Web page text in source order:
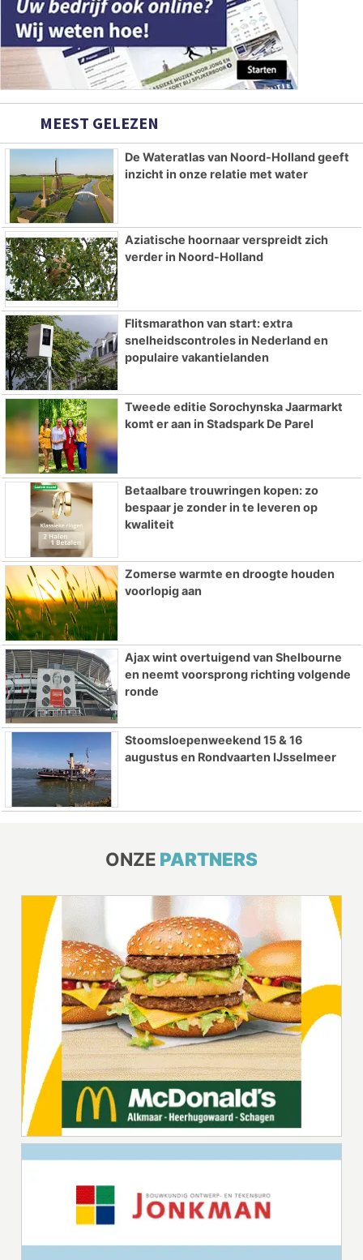
MEEST GELEZEN
De Wateratlas van Noord-Holland geeft
inzicht in onze relatie met water
Aziatische hoornaar verspreidt zich
verder in Noord-Holland
Flitsmarathon van start: extra
snelheidscontroles in Nederland en
populaire vakantielanden
Tweede editie Sorochynska Jaarmarkt
komt er aan in Stadspark De Parel
Betaalbare trouwringen kopen: zo
bespaar je zonder in te leveren op
kwaliteit
Zomerse warmte en droogte houden
voorlopig aan
Ajax wint overtuigend van Shelbourne
en neemt voorsprong richting volgende
ronde
Stoomsloepenweekend 15 & 16
augustus en Rondvaarten IJsselmeer
ONZE PARTNERS